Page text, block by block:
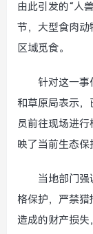
由此引发的“人
节，大型食肉动
区域觅食。
针对这一事
和草原局表示，
员前往现场进
映了当前生态保
当地部门强
格保护，严禁
造成的财产损